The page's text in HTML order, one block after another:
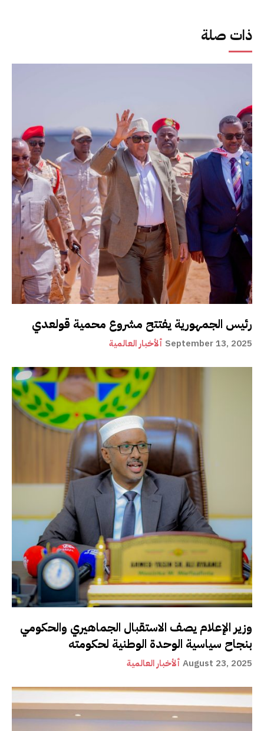
ذات صلة
رئيس الجمهورية يفتتح مشروع محمية قولعدي
ألأخبار العالمية September 13, 2025
وزير الإعلام يصف الاستقبال الجماهيري والحكومي
بنجاح سياسية الوحدة الوطنية لحكومته
ألأخبار العالمية August 23, 2025